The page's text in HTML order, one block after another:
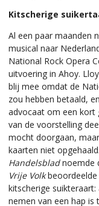
Kitscherige
Al een paar maanden
musical naar
National Rock Opera
uitvoering in Ahoy.
blij mee omdat de
zou hebben betaald,
advocaat om een kort
van de voorstelling
mocht doorgaan,
kaarten niet
Handelsbladnoemde
Vrije Volkbeoordeelde
kitscherige
nemen van een hap is